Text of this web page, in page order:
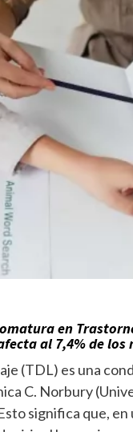
en
al 7,4% de los
(TDL) es una
C. Norbury
significa que,